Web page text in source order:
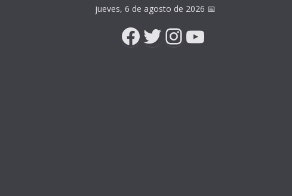
jueves, 6 de agosto de 2026 📅
Facebook
Twitter
Instagram
YouTube